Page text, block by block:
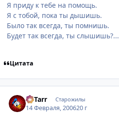
Я приду к тебе на помощь.
Я с тобой, пока ты дышишь.
Было так всегда, ты помнишь.
Будет так всегда, ты слышишь?...
Цитата
LoTarr Старожилы
14 Февраля, 200620 г